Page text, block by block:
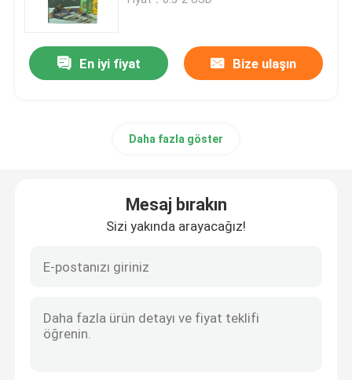
Roman Kitap Basımı
Özel Dergi Baskı
En iyi fiyat Bize ulaşın
Daha fazla göster
Mesaj bırakın
Sizi yakında arayacağız!